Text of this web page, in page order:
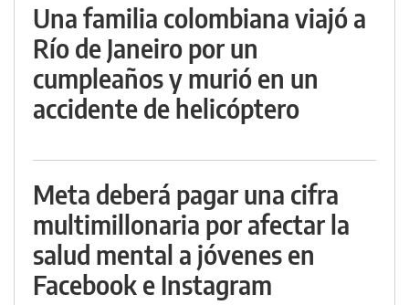
Una familia colombiana viajó a
Río de Janeiro por un
cumpleaños y murió en un
accidente de helicóptero
Meta deberá pagar una cifra
multimillonaria por afectar la
salud mental a jóvenes en
Facebook e Instagram